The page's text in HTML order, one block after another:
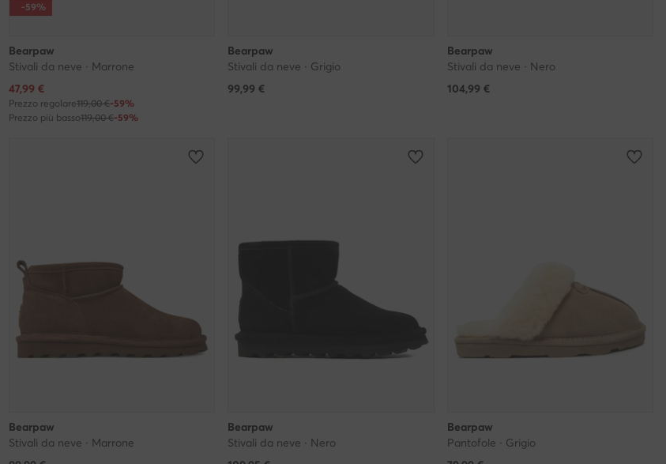
-59%
Bearpaw
Stivali da neve · Marrone
Prezzo attuale
47,99 €
Prezzo regolare119,00 €-59%
Prezzo più basso119,00 €-59%
Bearpaw
Stivali da neve · Grigio
99,99 €
Bearpaw
Stivali da neve · Nero
104,99 €
Bearpaw
Stivali da neve · Marrone
Bearpaw
Stivali da neve · Nero
Bearpaw
Pantofole · Grigio